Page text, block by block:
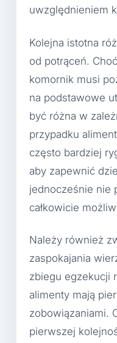
uwzględnieniem
Kolejna istotna
od potrąceń.
komornik musi
na podstawowe
być różna w
przypadku
często bardziej
aby zapewnić
jednocześnie nie
całkowicie
Należy również
zaspokajania
zbiegu egzekucji
alimenty mają
zobowiązaniami.
pierwszej